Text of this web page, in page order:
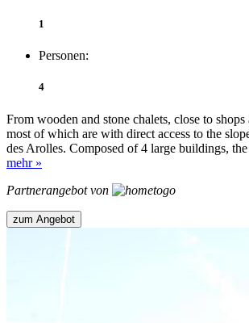
1
Personen:
4
From wooden and stone chalets, close to
most of which are with direct access to the
des Arolles. Composed of 4 large buildings,
mehr »
Partnerangebot von
zum Angebot